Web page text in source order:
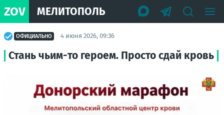
ZOV МЕЛИТОПОЛЬ
ОФИЦИАЛЬНО 4 июня 2026, 09:36
Стань чьим-то героем. Просто сдай кровь